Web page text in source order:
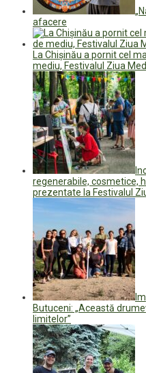
afacere
La Chișinău a pornit cel
mediu, Festivalul Ziua
regenerabile, cosmetice,
prezentate la Festivalul
Butuceni: „Această
limitelor”